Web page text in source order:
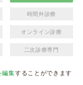
時間外診療
オンライン診療
二次診療専門
編集することができます